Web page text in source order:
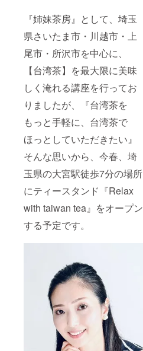
『姉妹茶房』として、埼玉
県さいたま市・川越市・上
尾市・所沢市を中心に、
【台湾茶】を最大限に美味
しく淹れる講座を行ってお
りましたが、『台湾茶を
もっと手軽に、台湾茶で
ほっとしていただきたい』
そんな思いから、今春、埼
玉県の大宮駅徒歩7分の場所
にティースタンド『Relax
with taiwan tea』をオープン
する予定です。